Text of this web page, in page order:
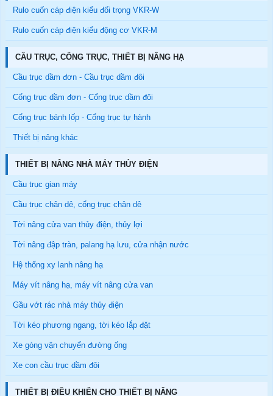
Rulo cuốn cáp điện kiểu đối trọng VKR-W
Rulo cuốn cáp điện kiểu động cơ VKR-M
CẦU TRỤC, CỔNG TRỤC, THIẾT BỊ NÂNG HẠ
Cầu trục dầm đơn - Cầu trục dầm đôi
Cổng trục dầm đơn - Cổng trục dầm đôi
Cổng trục bánh lốp - Cổng trục tự hành
Thiết bị nâng khác
THIẾT BỊ NÂNG NHÀ MÁY THỦY ĐIỆN
Cầu trục gian máy
Cầu trục chân dê, cổng trục chân dê
Tời nâng cửa van thủy điện, thủy lợi
Tời nâng đập tràn, palang hạ lưu, cửa nhận nước
Hệ thống xy lanh nâng hạ
Máy vít nâng hạ, máy vít nâng cửa van
Gầu vớt rác nhà máy thủy điện
Tời kéo phương ngang, tời kéo lắp đặt
Xe gòng vận chuyển đường ống
Xe con cầu trục dầm đôi
THIẾT BỊ ĐIỀU KHIỂN CHO THIẾT BỊ NÂNG